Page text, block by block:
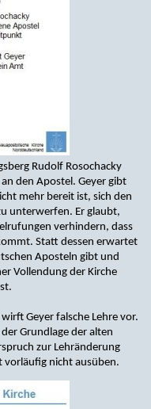
Rudolf Rosochacky
den Apostel. Geyer gibt
mehr bereit ist, sich den
unterwerfen. Er glaubt,
verhindern, dass
Statt dessen erwartet
Aposteln gibt und
Vollendung der Kirche
Geyer falsche Lehre vor.
Grundlage der alten
zur Lehränderung
vorläufig nicht ausüben.